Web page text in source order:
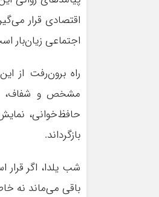
اقتصادی قرار
اجتماعی زیان‌بار
راه برون‌رفت از
مشخص و شفاف،
حافظ‌خوانی،
بازگرداند.
شب یلدا، اگر
باقی می‌ماند نه